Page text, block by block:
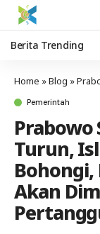
Berita Trending
Home »Blog »Prabowo
Pemerintah
Prabowo
Turun,
Bohongi,
Akan